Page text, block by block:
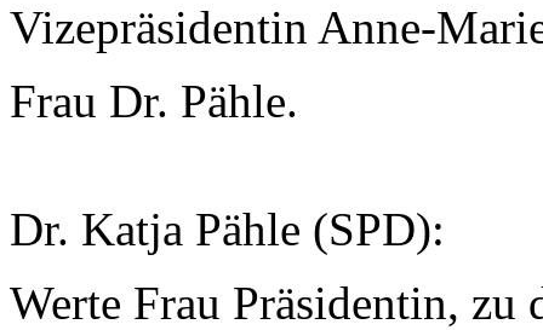
Vizepräsidentin Anne-
Frau Dr. Pähle.
Dr. Katja Pähle (SPD):
Werte Frau Präsidentin,